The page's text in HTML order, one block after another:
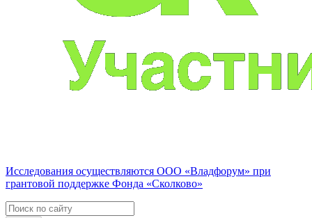
Исследования осуществляются ООО «Владфорум» при
грантовой поддержке Фонда «Сколково»